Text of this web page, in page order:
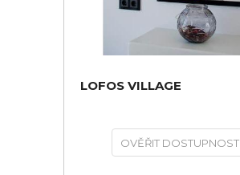
LOFOS VILLAGE
OVĚŘIT DOSTUPNOST